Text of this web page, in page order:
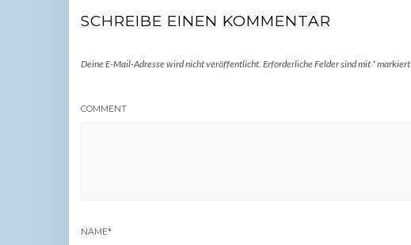
SCHREIBE EINEN KOMMENTAR
Deine E-Mail-Adresse wird nicht veröffentlicht. Erforderliche Felder sind mit *markiert
COMMENT
NAME*